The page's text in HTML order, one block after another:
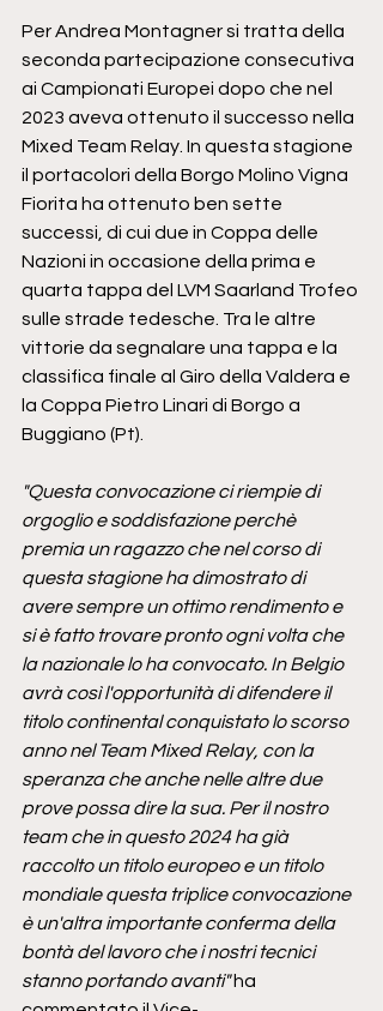
Per Andrea Montagner si tratta della
seconda partecipazione consecutiva
ai Campionati Europei dopo che nel
2023 aveva ottenuto il successo nella
Mixed Team Relay. In questa stagione
il portacolori della Borgo Molino Vigna
Fiorita ha ottenuto ben sette
successi, di cui due in Coppa delle
Nazioni in occasione della prima e
quarta tappa del LVM Saarland Trofeo
sulle strade tedesche. Tra le altre
vittorie da segnalare una tappa e la
classifica finale al Giro della Valdera e
la Coppa Pietro Linari di Borgo a
Buggiano (Pt).
"Questa convocazione ci riempie di
orgoglio e soddisfazione perchè
premia un ragazzo che nel corso di
questa stagione ha dimostrato di
avere sempre un ottimo rendimento e
si è fatto trovare pronto ogni volta che
la nazionale lo ha convocato. In Belgio
avrà così l'opportunità di difendere il
titolo continental conquistato lo scorso
anno nel Team Mixed Relay, con la
speranza che anche nelle altre due
prove possa dire la sua. Per il nostro
team che in questo 2024 ha già
raccolto un titolo europeo e un titolo
mondiale questa triplice convocazione
è un'altra importante conferma della
bontà del lavoro che i nostri tecnici
stanno portando avanti" ha